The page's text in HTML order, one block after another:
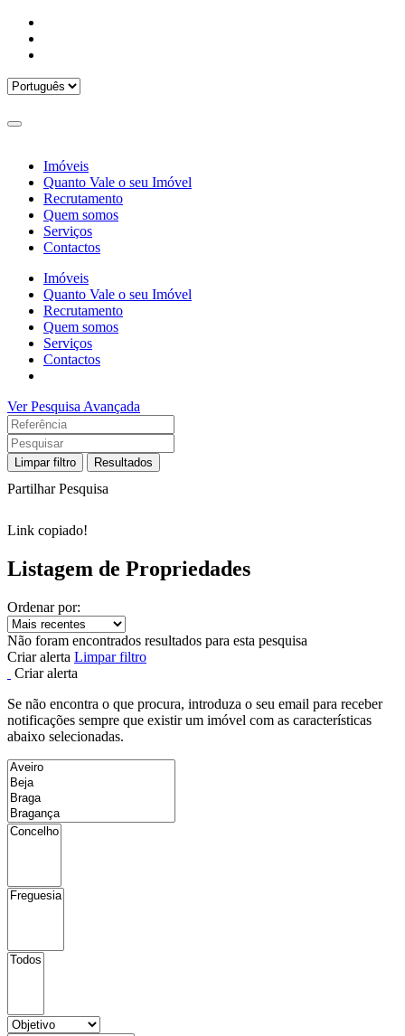
Imóveis
Quanto Vale o seu Imóvel
Recrutamento
Quem somos
Serviços
Contactos
Imóveis
Quanto Vale o seu Imóvel
Recrutamento
Quem somos
Serviços
Contactos
Ver Pesquisa Avançada
Limpar filtro Resultados
Partilhar Pesquisa
Link copiado!
Listagem de Propriedades
Ordenar por:
Não foram encontrados resultados para esta pesquisa
Criar alerta Limpar filtro
Criar alerta
Se não encontra o que procura, introduza o seu email para receber
notificações sempre que existir um imóvel com as características
abaixo selecionadas.